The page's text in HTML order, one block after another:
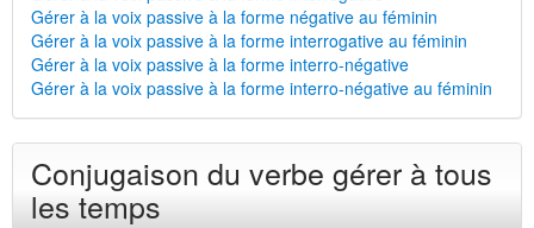
Gérer à la voix passive à la forme négative au féminin
Gérer à la voix passive à la forme interrogative au féminin
Gérer à la voix passive à la forme interro-négative
Gérer à la voix passive à la forme interro-négative au féminin
Conjugaison du verbe gérer à tous
les temps